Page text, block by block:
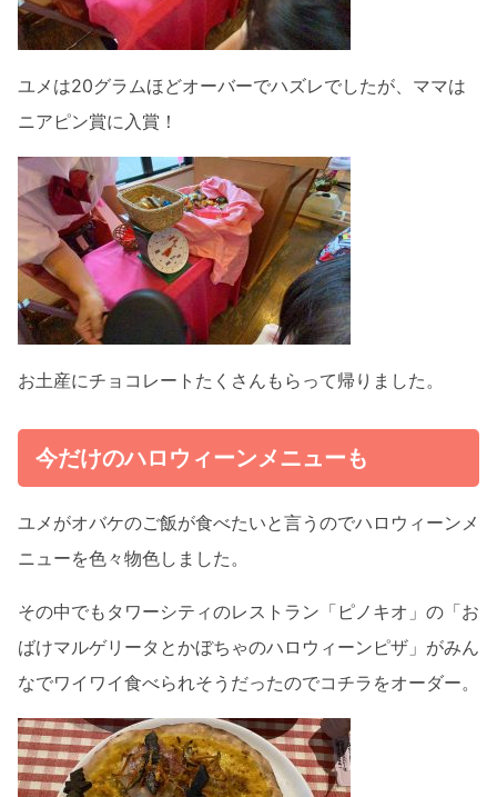
ユメは20グラムほどオーバーでハズレでしたが、ママは
ニアピン賞に入賞！
お土産にチョコレートたくさんもらって帰りました。
今だけのハロウィーンメニューも
ユメがオバケのご飯が食べたいと言うのでハロウィーンメ
ニューを色々物色しました。
その中でもタワーシティのレストラン「ピノキオ」の「お
ばけマルゲリータとかぼちゃのハロウィーンピザ」がみん
なでワイワイ食べられそうだったのでコチラをオーダー。